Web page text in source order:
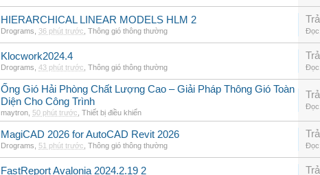
HIERARCHICAL LINEAR MODELS HLM 2
Drograms 36 phút trước Thông gió thông thường Đọc:
Klocwork2024.4
Drograms 43 phút trước Thông gió thông thường Đọc:
Ống Gió Hải Phòng Chất Lượng Cao – Giải Pháp Thông Gió Toàn
Diện Cho Công Trình
maytron 50 phút trước Thiết bị điều khiển
Đọc:
MagiCAD 2026 for AutoCAD Revit 2026
Drograms 51 phút trước Thông gió thông thường Đọc:
FastReport Avalonia 2024.2.19 2